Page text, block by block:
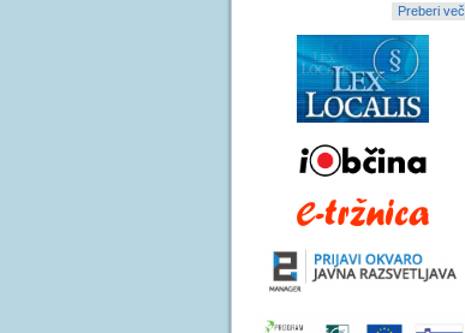
Preberi več